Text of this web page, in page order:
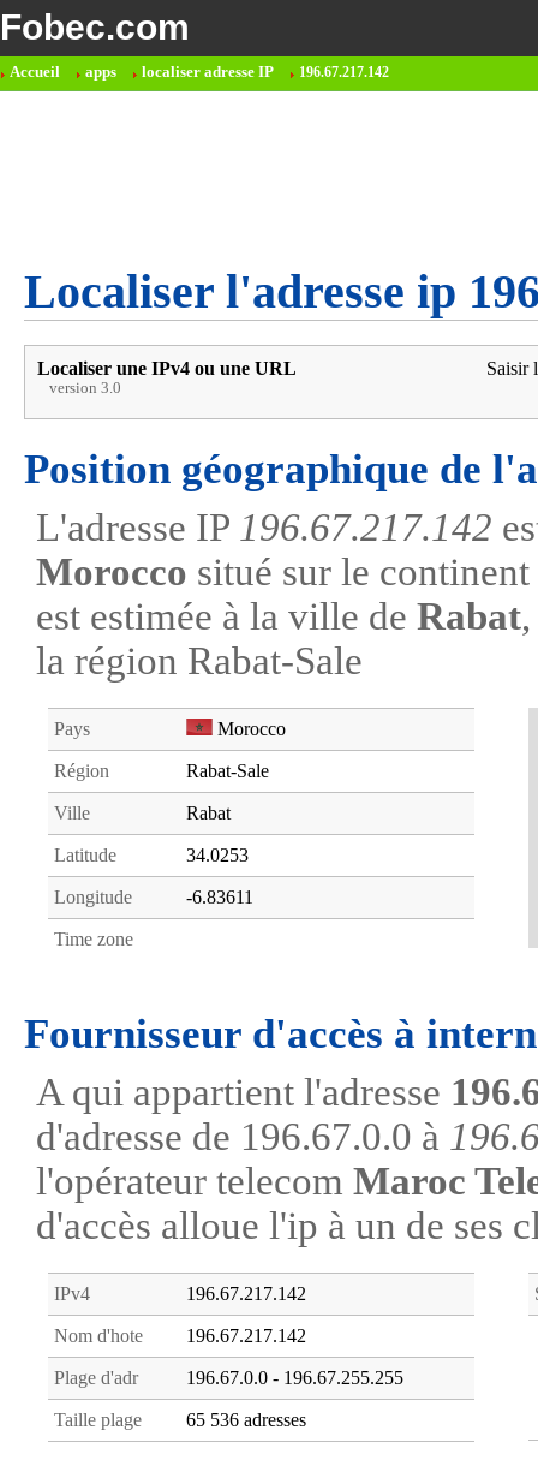
Fobec.com
Accueil apps localiser adresse IP 196.67.217.142
Localiser l'adresse ip
Localiser une IPv4 ou une URL
version 3.0
Saisir
Position géographique de
L'adresse IP 196.67.217.142
Morocco situé sur le
est estimée à la ville de Rabat
la région Rabat-Sale
Pays Morocco
Région Rabat-Sale
Ville Rabat
Latitude 34.0253
Longitude -6.83611
Time zone
Fournisseur d'accès à
A qui appartient l'adresse
d'adresse de 196.67.0.0 à
l'opérateur telecom Maroc
d'accès alloue l'ip à un de ses
IPv4 196.67.217.142
Nom d'hote 196.67.217.142
Plage d'adr 196.67.0.0 - 196.67.255.255
Taille plage 65 536 adresses